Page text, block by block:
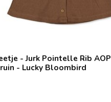
- Jurk Pointelle Rib AOP
- Lucky Bloombird